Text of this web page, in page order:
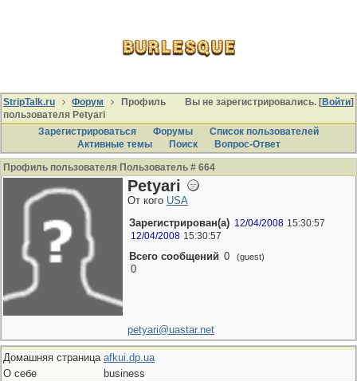
Вы не зарегистрировались. [Войти]
StripTalk.ru Форум
Профиль
пользователя Petyari
Зарегистрироваться
Форумы
Список пользователей
Активные темы
Поиcк Вопрос-Ответ
Профиль пользователя Пользователь # 664
Petyari
От кого USA
Зарегистрирован(а) 12/04/2008 15:30:57
12/04/2008 15:30:57
Всего сообщений 0 (guest)
0
petyari@uastar.net
Домашняя страница afkui.dp.ua
О себе
business